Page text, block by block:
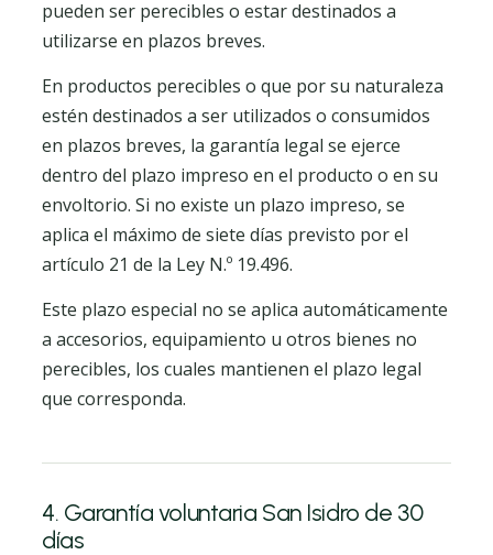
pueden ser perecibles o estar destinados a
utilizarse en plazos breves.
En productos perecibles o que por su naturaleza
estén destinados a ser utilizados o consumidos
en plazos breves, la garantía legal se ejerce
dentro del plazo impreso en el producto o en su
envoltorio. Si no existe un plazo impreso, se
aplica el máximo de siete días previsto por el
artículo 21 de la Ley N.º 19.496.
Este plazo especial no se aplica automáticamente
a accesorios, equipamiento u otros bienes no
perecibles, los cuales mantienen el plazo legal
que corresponda.
4. Garantía voluntaria San Isidro de 30
días